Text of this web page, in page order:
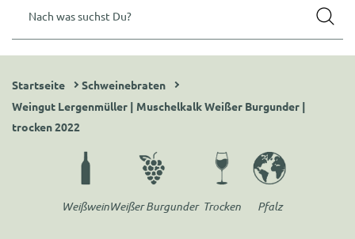
Nach was suchst Du?
Startseite
Schweinebraten
Weingut Lergenmüller | Muschelkalk Weißer Burgunder |
trocken 2022
WeißweinWeißer Burgunder Trocken Pfalz